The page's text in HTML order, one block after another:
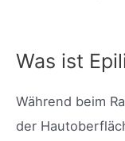
Was ist
Während beim
der